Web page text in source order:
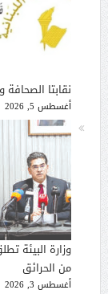
نقابتا
أغسطس 5, 2026
وزارة البيئة
من الحرائق
أغسطس 3, 2026